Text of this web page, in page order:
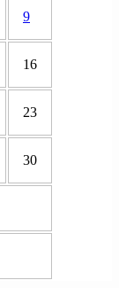
9
16
23
30